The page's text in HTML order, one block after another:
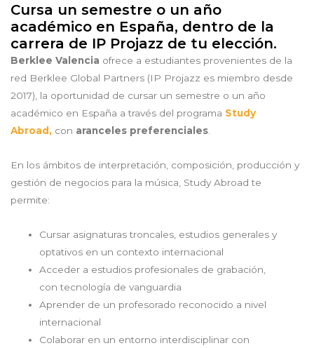
Cursa un semestre o un año
académico en España, dentro de la
carrera de IP Projazz de tu elección.
Berklee Valencia ofrece a estudiantes provenientes de la
red Berklee Global Partners (IP Projazz es miembro desde
2017), la oportunidad de cursar un semestre o un año
académico en España a través del programa Study
Abroad, con aranceles preferenciales
En los ámbitos de interpretación, composición, producción y
gestión de negocios para la música, Study Abroad te
permite:
Cursar asignaturas troncales, estudios generales y
optativos en un contexto internacional
Acceder a estudios profesionales de grabación,
con tecnología de vanguardia
Aprender de un profesorado reconocido a nivel
internacional
Colaborar en un entorno interdisciplinar con